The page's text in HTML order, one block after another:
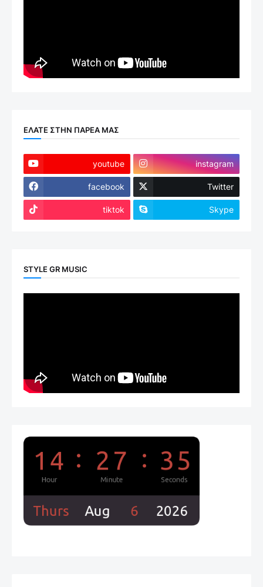
ΕΛΑΤΕ ΣΤΗΝ ΠΑΡΕΑ ΜΑΣ
youtube instagram
facebook Twitter
tiktok Skype
STYLE GR MUSIC